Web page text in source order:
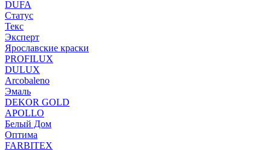
DUFA
Статус
Текс
Эксперт
Ярославские краски
PROFILUX
DULUX
Arcobaleno
Эмаль
DEKOR GOLD
APOLLO
Белый Дом
Оптима
FARBITEX